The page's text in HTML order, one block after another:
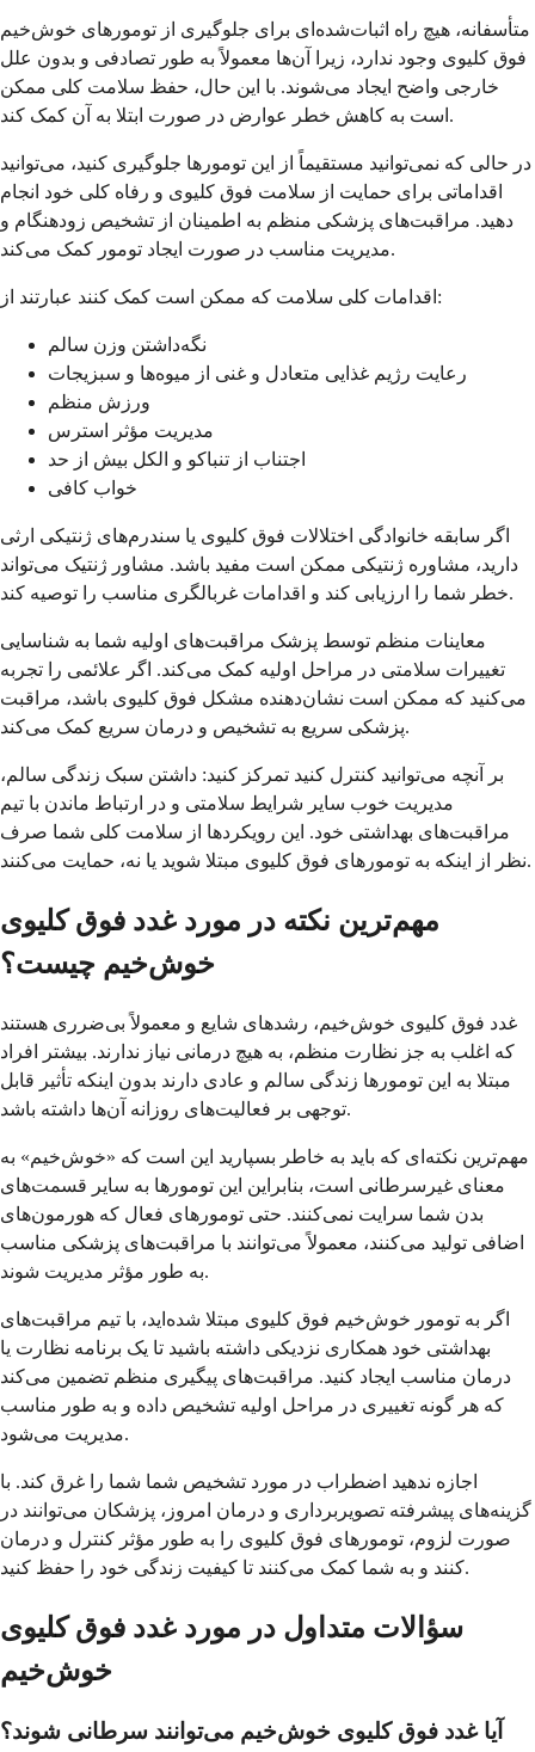
متأسفانه، هیچ راه اثبات‌شده‌ای برای جلوگیری از تومورهای خوش‌خیم
فوق کلیوی وجود ندارد، زیرا آن‌ها معمولاً به طور تصادفی و بدون علل
خارجی واضح ایجاد می‌شوند. با این حال، حفظ سلامت کلی ممکن
است به کاهش خطر عوارض در صورت ابتلا به آن کمک کند.
در حالی که نمی‌توانید مستقیماً از این تومورها جلوگیری کنید، می‌توانید
اقداماتی برای حمایت از سلامت فوق کلیوی و رفاه کلی خود انجام
دهید. مراقبت‌های پزشکی منظم به اطمینان از تشخیص زودهنگام و
مدیریت مناسب در صورت ایجاد تومور کمک می‌کند.
اقدامات کلی سلامت که ممکن است کمک کنند عبارتند از:
نگه‌داشتن وزن سالم
رعایت رژیم غذایی متعادل و غنی از میوه‌ها و سبزیجات
ورزش منظم
مدیریت مؤثر استرس
اجتناب از تنباکو و الکل بیش از حد
خواب کافی
اگر سابقه خانوادگی اختلالات فوق کلیوی یا سندرم‌های ژنتیکی ارثی
دارید، مشاوره ژنتیکی ممکن است مفید باشد. مشاور ژنتیک می‌تواند
خطر شما را ارزیابی کند و اقدامات غربالگری مناسب را توصیه کند.
معاینات منظم توسط پزشک مراقبت‌های اولیه شما به شناسایی
تغییرات سلامتی در مراحل اولیه کمک می‌کند. اگر علائمی را تجربه
می‌کنید که ممکن است نشان‌دهنده مشکل فوق کلیوی باشد، مراقبت
پزشکی سریع به تشخیص و درمان سریع کمک می‌کند.
بر آنچه می‌توانید کنترل کنید تمرکز کنید: داشتن سبک زندگی سالم،
مدیریت خوب سایر شرایط سلامتی و در ارتباط ماندن با تیم
مراقبت‌های بهداشتی خود. این رویکردها از سلامت کلی شما صرف
نظر از اینکه به تومورهای فوق کلیوی مبتلا شوید یا نه، حمایت می‌کنند.
مهم‌ترین نکته در مورد غدد فوق کلیوی
خوش‌خیم چیست؟
غدد فوق کلیوی خوش‌خیم، رشدهای شایع و معمولاً بی‌ضرری هستند
که اغلب به جز نظارت منظم، به هیچ درمانی نیاز ندارند. بیشتر افراد
مبتلا به این تومورها زندگی سالم و عادی دارند بدون اینکه تأثیر قابل
توجهی بر فعالیت‌های روزانه آن‌ها داشته باشد.
مهم‌ترین نکته‌ای که باید به خاطر بسپارید این است که «خوش‌خیم» به
معنای غیرسرطانی است، بنابراین این تومورها به سایر قسمت‌های
بدن شما سرایت نمی‌کنند. حتی تومورهای فعال که هورمون‌های
اضافی تولید می‌کنند، معمولاً می‌توانند با مراقبت‌های پزشکی مناسب
به طور مؤثر مدیریت شوند.
اگر به تومور خوش‌خیم فوق کلیوی مبتلا شده‌اید، با تیم مراقبت‌های
بهداشتی خود همکاری نزدیکی داشته باشید تا یک برنامه نظارت یا
درمان مناسب ایجاد کنید. مراقبت‌های پیگیری منظم تضمین می‌کند
که هر گونه تغییری در مراحل اولیه تشخیص داده و به طور مناسب
مدیریت می‌شود.
اجازه ندهید اضطراب در مورد تشخیص شما شما را غرق کند. با
گزینه‌های پیشرفته تصویربرداری و درمان امروز، پزشکان می‌توانند در
صورت لزوم، تومورهای فوق کلیوی را به طور مؤثر کنترل و درمان
کنند و به شما کمک می‌کنند تا کیفیت زندگی خود را حفظ کنید.
سؤالات متداول در مورد غدد فوق کلیوی
خوش‌خیم
آیا غدد فوق کلیوی خوش‌خیم می‌توانند سرطانی شوند؟